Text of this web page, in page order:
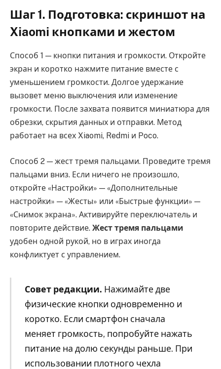
Шаг 1. Подготовка: скриншот на
Xiaomi кнопками и жестом
Способ 1 — кнопки питания и громкости. Откройте
экран и коротко нажмите питание вместе с
уменьшением громкости. Долгое удержание
вызовет меню выключения или изменение
громкости. После захвата появится миниатюра для
обрезки, скрытия данных и отправки. Метод
работает на всех Xiaomi, Redmi и Poco.
Способ 2 — жест тремя пальцами. Проведите тремя
пальцами вниз. Если ничего не произошло,
откройте «Настройки» — «Дополнительные
настройки» — «Жесты» или «Быстрые функции» —
«Снимок экрана». Активируйте переключатель и
повторите действие. Жест тремя пальцами
удобен одной рукой, но в играх иногда
конфликтует с управлением.
Совет редакции. Нажимайте две
физические кнопки одновременно и
коротко. Если смартфон сначала
меняет громкость, попробуйте нажать
питание на долю секунды раньше. При
использовании плотного чехла